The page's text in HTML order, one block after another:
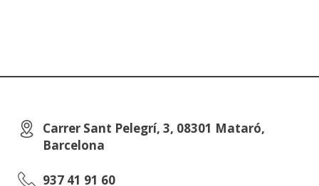
Carrer Sant Pelegrí, 3, 08301 Mataró,
Barcelona
937 41 91 60